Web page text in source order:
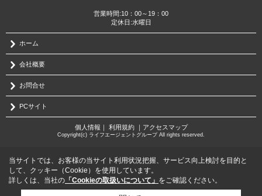
営業時間:10：00～19：00
定休日:水曜日
ホーム
会社概要
お問合せ
PCサイト
個人情報 利用規約｜ アクセスマップ
Copyright(c) ライフエージェントグループ All rights reserved.
当サイトでは、お客様の当サイト利用状況把握、サービス向上検討を目的と
して、クッキー（Cookie）を使用しています。
詳しくは、当社の 「Cookieの取扱いについて」 をご確認ください。